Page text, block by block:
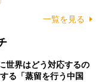
一覧を見る
世界はどう対応するの
る「蒸留を行う中国